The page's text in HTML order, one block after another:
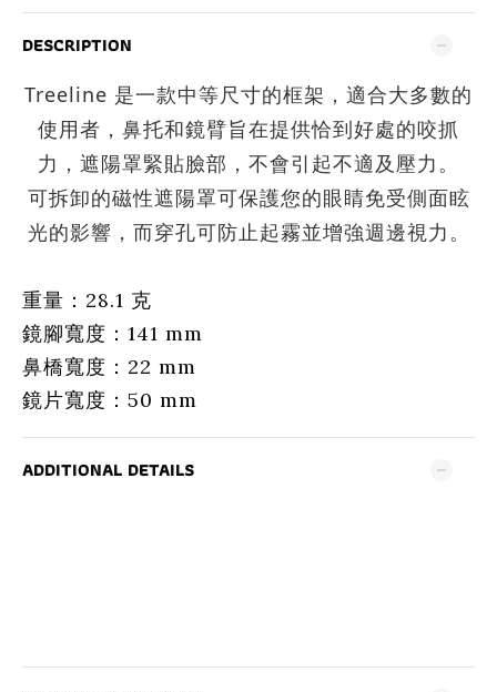
DESCRIPTION
Treeline 是一款中等尺寸的框架，適合大多數的
使用者，鼻托和鏡臂旨在提供恰到好處的咬抓
力，遮陽罩緊貼臉部，不會引起不適及壓力。
可拆卸的磁性遮陽罩可保護您的眼睛免受側面眩
光的影響，而穿孔可防止起霧並增強週邊視力。
重量：28.1 克
鏡腳寬度：141 mm
鼻橋寬度：22 mm
鏡片寬度：50 mm
ADDITIONAL DETAILS